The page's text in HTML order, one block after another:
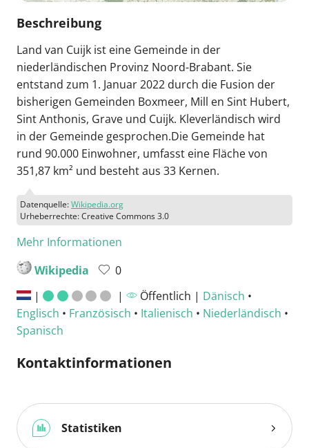
Beschreibung
Land van Cuijk ist eine Gemeinde in der
niederländischen Provinz Noord-Brabant. Sie
entstand zum 1. Januar 2022 durch die Fusion der
bisherigen Gemeinden Boxmeer, Mill en Sint Hubert,
Sint Anthonis, Grave und Cuijk. Kleverländisch wird
in der Gemeinde gesprochen.Die Gemeinde hat
rund 90.000 Einwohner, umfasst eine Fläche von
351,87 km² und besteht aus 33 Kernen.
Datenquelle:Wikipedia.org
Urheberrechte: Creative Commons 3.0
Mehr Informationen
Wikipedia
0
|
| Öffentlich | Dänisch •
Englisch • Französisch • Italienisch • Niederländisch •
Spanisch
Kontaktinformationen
Statistiken